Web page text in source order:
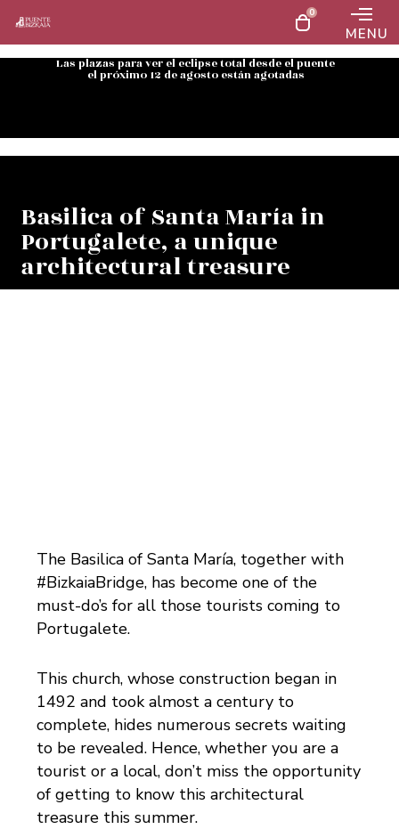
0
MENU
Las plazas para ver el eclipse total desde el puente
el próximo 12 de agosto están agotadas
Basilica of Santa María in
Portugalete, a unique
architectural treasure
The Basilica of Santa María, together with
#BizkaiaBridge, has become one of the
must-do’s for all those tourists coming to
Portugalete.
This church, whose construction began in
1492 and took almost a century to
complete, hides numerous secrets waiting
to be revealed. Hence, whether you are a
tourist or a local, don’t miss the opportunity
of getting to know this architectural
treasure this summer.